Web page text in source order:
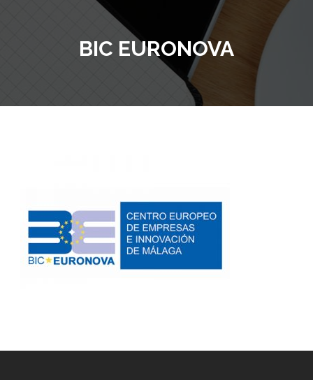
BIC EURONOVA